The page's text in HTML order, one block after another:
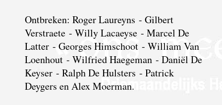
Ontbreken: Roger Laureyns - Gilbert
Verstraete - Willy Lacaeyse - Marcel De
Latter - Georges Himschoot - William Van
Loenhout - Wilfried Haegeman - Daniël De
Keyser - Ralph De Hulsters - Patrick
Deygers en Alex Moerman.